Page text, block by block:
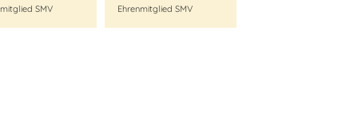
SMV Ehrenmitglied SMV